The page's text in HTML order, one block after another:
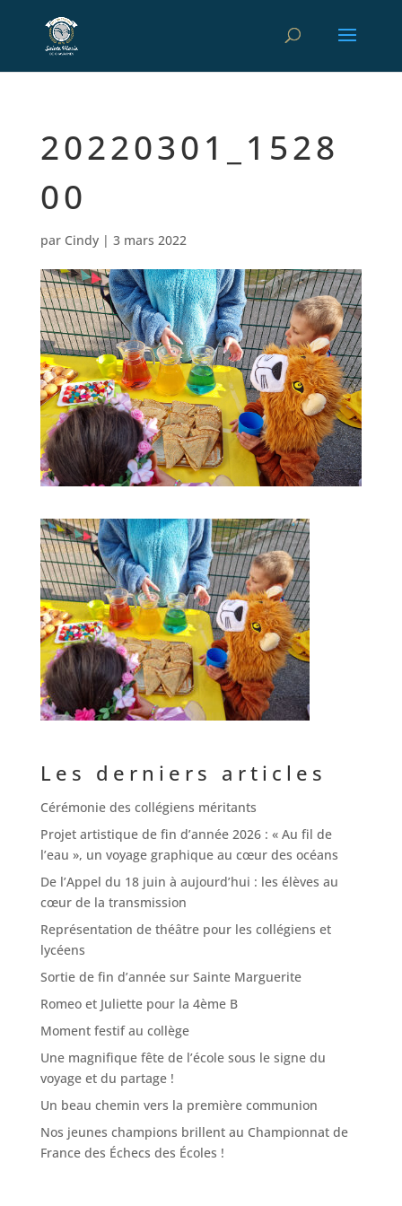
20220301_1528
00
par Cindy| 3 mars 2022
Les derniers articles
Cérémonie des collégiens méritants
Projet artistique de fin d’année 2026 : « Au fil de
l’eau », un voyage graphique au cœur des océans
De l’Appel du 18 juin à aujourd’hui : les élèves au
cœur de la transmission
Représentation de théâtre pour les collégiens et
lycéens
Sortie de fin d’année sur Sainte Marguerite
Romeo et Juliette pour la 4ème B
Moment festif au collège
Une magnifique fête de l’école sous le signe du
voyage et du partage !
Un beau chemin vers la première communion
Nos jeunes champions brillent au Championnat de
France des Échecs des Écoles !